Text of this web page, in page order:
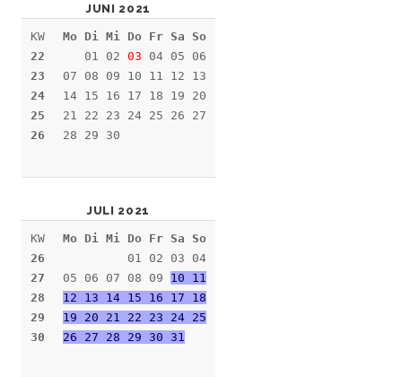
JUNI 2021
KW
22
23
24
25
26
Mo Di Mi Do Fr Sa So
01 02 03 04 05 06
07 08 09 10 11 12 13
14 15 16 17 18 19 20
21 22 23 24 25 26 27
28 29 30
JULI 2021
KW
26
27
28
29
30
Mo Di Mi Do Fr Sa So
01 02 03 04
05 06 07 08 09 10 11
12 13 14 15 16 17 18
19 20 21 22 23 24 25
26 27 28 29 30 31